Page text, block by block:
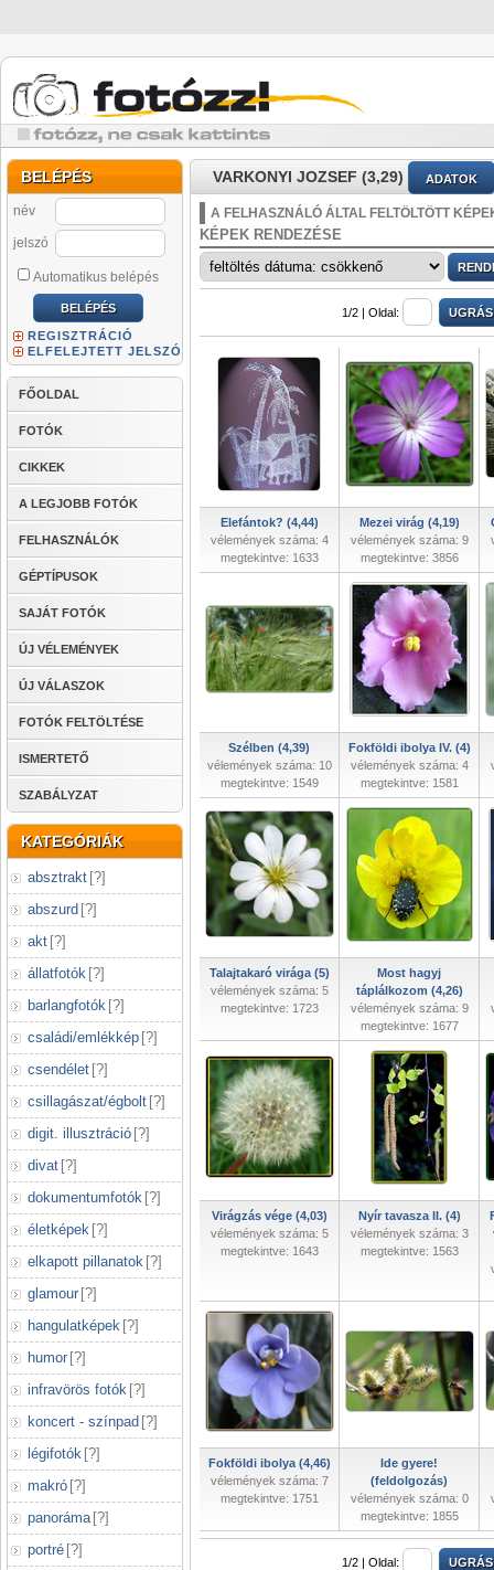
BELÉPÉS
név
jelszó
Automatikus belépés
REGISZTRÁCIÓ
ELFELEJTETT JELSZÓ
FŐOLDAL
FOTÓK
CIKKEK
A LEGJOBB FOTÓK
FELHASZNÁLÓK
GÉPTÍPUSOK
SAJÁT FOTÓK
ÚJ VÉLEMÉNYEK
ÚJ VÁLASZOK
FOTÓK FELTÖLTÉSE
ISMERTETŐ
SZABÁLYZAT
KATEGÓRIÁK
absztrakt [?]
abszurd [?]
akt [?]
állatfotók [?]
barlangfotók [?]
családi/emlékkép [?]
csendélet [?]
csillagászat/égbolt [?]
digit. illusztráció [?]
divat [?]
dokumentumfotók [?]
életképek [?]
elkapott pillanatok [?]
glamour [?]
hangulatképek [?]
humor [?]
infravörös fotók [?]
koncert - színpad [?]
légifotók [?]
makró [?]
panoráma [?]
portré [?]
VARKONYI JOZSEF (3,29) ADATOK
A FELHASZNÁLÓ ÁLTAL FELTÖLTÖTT
KÉPEK RENDEZÉSE
1/2 | Oldal:
Elefántok? (4,44)
vélemények száma: 4
megtekintve: 1633
Mezei virág (4,19)
vélemények száma: 9
megtekintve: 3856
Szélben (4,39)
vélemények száma: 10
megtekintve: 1549
Fokföldi ibolya IV. (4)
vélemények száma: 4
megtekintve: 1581
Talajtakaró virága (5)
vélemények száma: 5
megtekintve: 1723
Most hagyj
táplálkozom (4,26)
vélemények száma: 9
megtekintve: 1677
Virágzás vége (4,03)
vélemények száma: 5
megtekintve: 1643
Nyír tavasza II. (4)
vélemények száma: 3
megtekintve: 1563
Fokföldi ibolya (4,46)
vélemények száma: 7
megtekintve: 1751
Ide gyere!
(feldolgozás)
vélemények száma: 0
megtekintve: 1855
1/2 | Oldal: